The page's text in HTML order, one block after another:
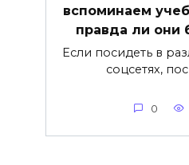
вспоминаем
правда ли они
Если посидеть в
соцсетях,
0